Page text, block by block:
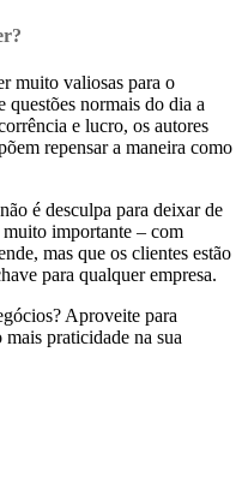
muito valiosas para o
questões normais do dia a
e lucro, os autores
repensar a maneira como
é desculpa para deixar de
importante – com
mas que os clientes estão
para qualquer empresa.
Aproveite para
praticidade na sua